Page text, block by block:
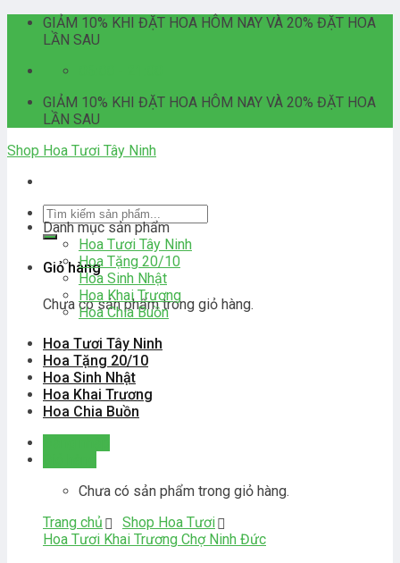
Skip
GIẢM 10% KHI ĐẶT HOA HÔM NAY VÀ 20% ĐẶT HOA
LẦN SAU
GIẢM 10% KHI ĐẶT HOA HÔM NAY VÀ 20% ĐẶT HOA
LẦN SAU
Shop Hoa Tươi Tây Ninh
Tìm
kiếm:
Giỏ hàng
Chưa có sản phẩm trong giỏ hàng.
Danh mục sản phẩm
Hoa Tươi Tây Ninh
Hoa Tặng 20/10
Hoa Sinh Nhật
Hoa Khai Trương
Hoa Chia Buồn
Hoa Tươi Tây Ninh
Hoa Tặng 20/10
Hoa Sinh Nhật
Hoa Khai Trương
Hoa Chia Buồn
Chưa có sản phẩm trong giỏ hàng.
Trang chủ
Shop Hoa Tươi
Hoa Tươi Khai Trương Chợ Ninh Đức